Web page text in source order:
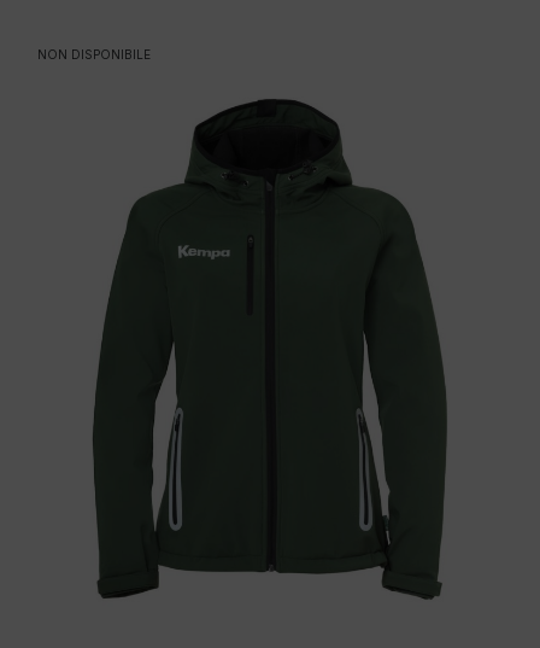
NON DISPONIBILE